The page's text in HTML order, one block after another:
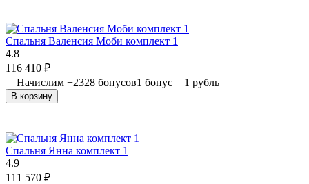
Спальня Валенсия Моби комплект 1
4.8
116 410 ₽
Начислим +2328 бонусов1 бонус = 1 рубль
В корзину
Спальня Янна комплект 1
4.9
111 570 ₽